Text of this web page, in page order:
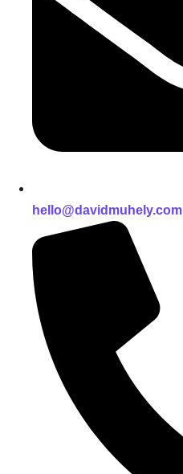
hello@davidmuhely.com